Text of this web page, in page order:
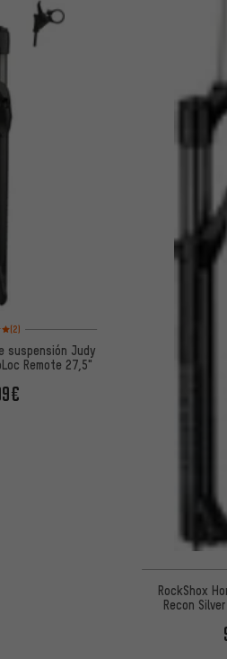
media: 5 de 5 basada en 2 reseñas
(2)
suspensión Judy
Remote 27,5"
RockShox
Recon